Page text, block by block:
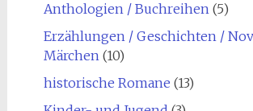
Anthologien / Buchreihen(5)
Erzählungen / Geschichten /
Märchen(10)
historische Romane (13)